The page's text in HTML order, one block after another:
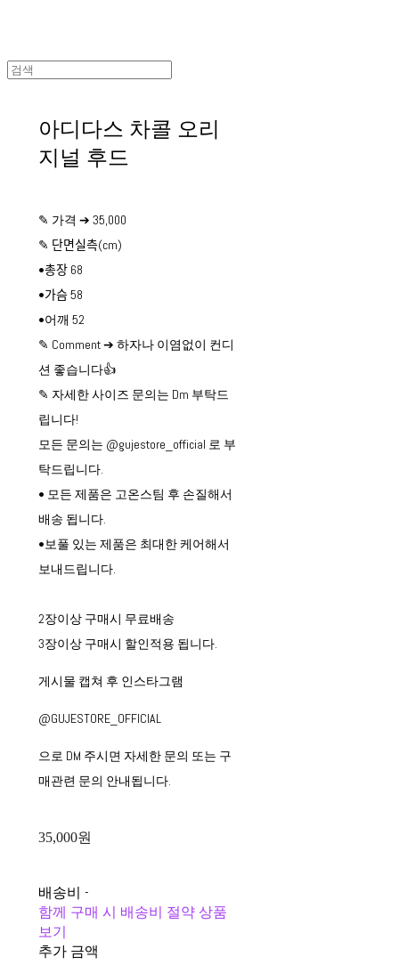
아디다스 차콜 오리
지널 후드
✎ 가격 ➔ 35,000
✎ 단면실측(cm)
•총장 68
•가슴 58
•어깨 52
✎ Comment ➔ 하자나 이염없이 컨디
션 좋습니다👍
✎ 자세한 사이즈 문의는 Dm 부탁드
립니다!
모든 문의는 @gujestore_official 로 부
탁드립니다.
• 모든 제품은 고온스팀 후 손질해서
배송 됩니다.
•보풀 있는 제품은 최대한 케어해서
보내드립니다.
2장이상 구매시 무료배송
3장이상 구매시 할인적용 됩니다.
게시물 캡쳐 후 인스타그램
@GUJESTORE_OFFICIAL
으로 DM 주시면 자세한 문의 또는 구
매관련 문의 안내됩니다.
35,000원
배송비 -
함께 구매 시 배송비 절약 상품
보기
추가 금액